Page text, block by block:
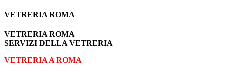
VETRERIA ROMA
VETRERIA ROMA
SERVIZI DELLA VETRERIA
VETRERIA A ROMA